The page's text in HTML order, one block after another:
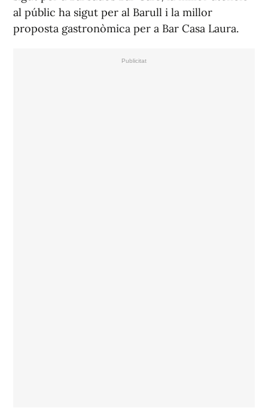
al públic ha sigut per al Barull i la millor
proposta gastronòmica per a Bar Casa Laura.